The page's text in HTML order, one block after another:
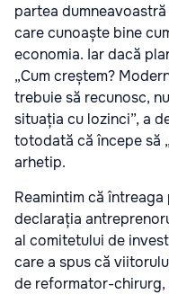
partea
care cunoaște bine
economia. Iar dacă
„Cum creștem?
trebuie să recunosc,
situația cu lozinci”, a
totodată că începe să
arhetip.
Reamintim că
declarația
al comitetului de
care a spus că
de reformator-chirurg,